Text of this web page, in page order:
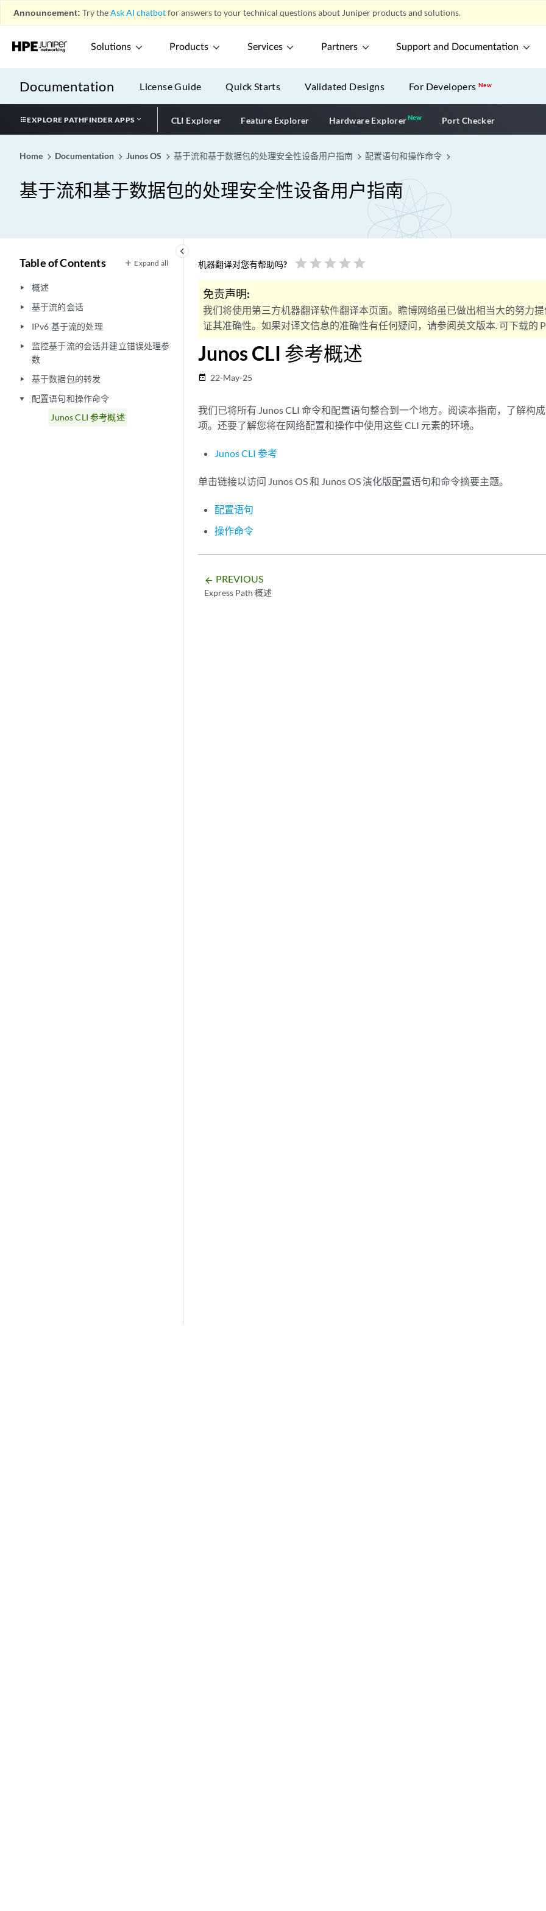
Announcement: Try theAsk AI chatbotfor answers to your technical questions about Juniper products and solutions.
Solutions Products Services Partners Support and Documentation
Documentation License Guide Quick Starts Validated Designs For DevelopersNew
EXPLORE PATHFINDER APPS CLI Explorer Feature Explorer Hardware ExplorerNewNew application
Port Checker
Home Documentation Junos OS 基于流和基于数据包的处理安全性设备用户指南 配置语句和操作命令
基于流和基于数据包的处理安全性设备用户指南
keyboard_arrow_left
Table of Contents Expand all
play_arrow 概述
play_arrow 基于流的会话
play_arrow IPv6 基于流的处理
play_arrow
监控基于流的会话并建立错误处理参
数
play_arrow 基于数据包的转发
play_arrow
配置语句和操作命令
Junos CLI 参考概述
机器翻译对您有帮助吗? star star star star star
免责声明:
我们将使用第三方机器翻译软件翻译本页面。瞻博网络虽已做出相当大的努力
证其准确性。如果对译文信息的准确性有任何疑问，请参阅英文版本. 可下载的
Junos CLI 参考概述
date_range 22-May-25
我们已将所有 Junos CLI 命令和配置语句整合到一个地方。阅读本指南，了解构
项。还要了解您将在网络配置和操作中使用这些 CLI 元素的环境。
Junos CLI 参考
单击链接以访问 Junos OS 和 Junos OS 演化版配置语句和命令摘要主题。
配置语句
操作命令
arrow_backward PREVIOUS
Express Path 概述